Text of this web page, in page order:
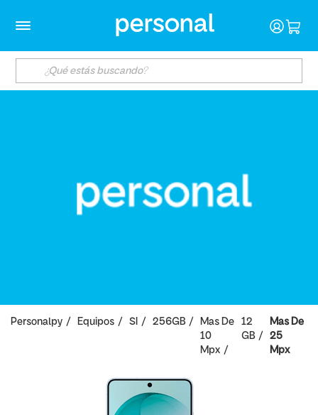
Personalpy Equipos SI 256GB
Mas De
10
Mpx
12
GB
Mas De
25
Mpx